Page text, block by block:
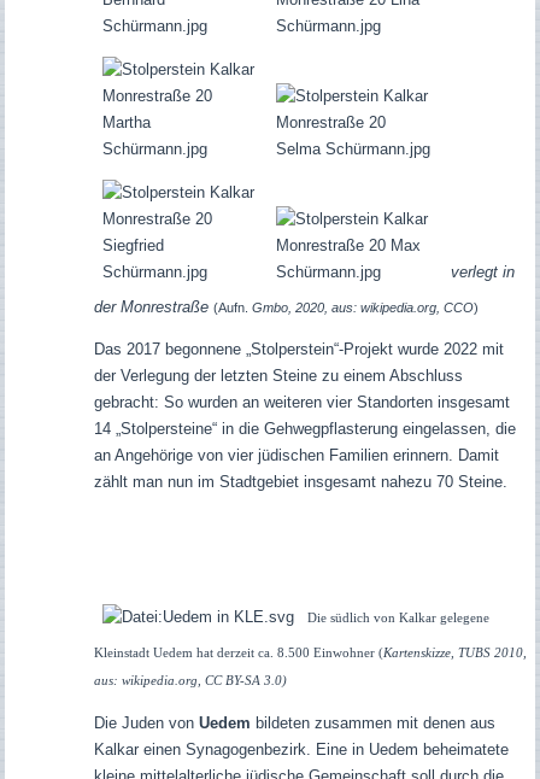
verlegt in
der Monrestraße (Aufn. Gmbo, 2020, aus: wikipedia.org, CCO)
Das 2017 begonnene „Stolperstein“-Projekt wurde 2022 mit
der Verlegung der letzten Steine zu einem Abschluss
gebracht: So wurden an weiteren vier Standorten insgesamt
14 „Stolpersteine“ in die Gehwegpflasterung eingelassen, die
an Angehörige von vier jüdischen Familien erinnern. Damit
zählt man nun im Stadtgebiet insgesamt nahezu 70 Steine.
Die südlich von Kalkar gelegene
Kleinstadt Uedem hat derzeit ca. 8.500 Einwohner (Kartenskizze, TUBS 2010,
aus: wikipedia.org, CC BY-SA 3.0)
Die Juden vonUedem bildeten zusammen mit denen aus
Kalkar einen Synagogenbezirk. Eine in Uedem beheimatete